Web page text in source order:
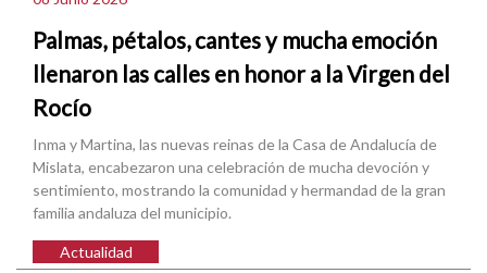
Palmas, pétalos, cantes y mucha emoción
llenaron las calles en honor a la Virgen del
Rocío
Inma y Martina, las nuevas reinas de la Casa de Andalucía de
Mislata, encabezaron una celebración de mucha devoción y
sentimiento, mostrando la comunidad y hermandad de la gran
familia andaluza del municipio.
Actualidad